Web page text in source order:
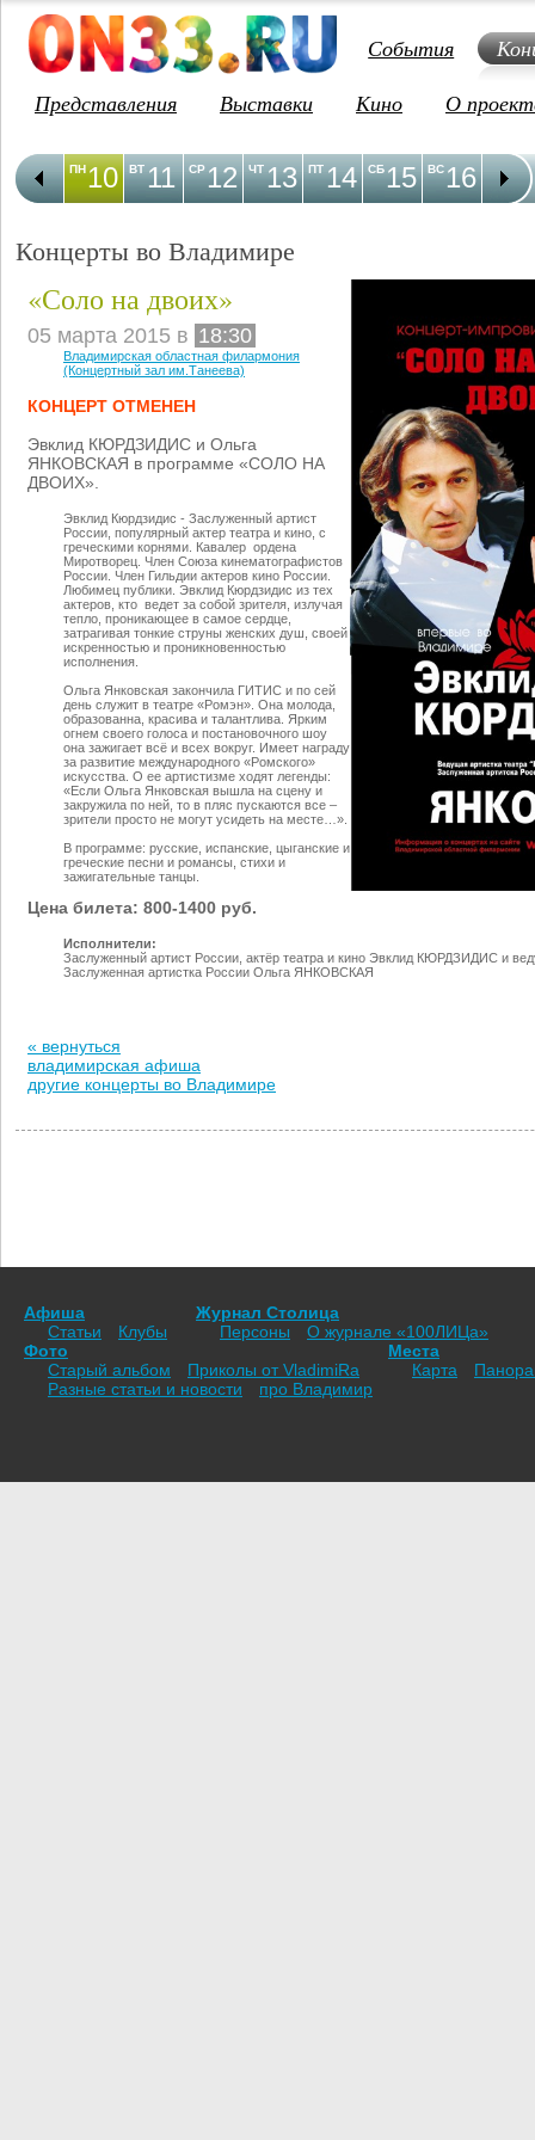
События
Представления
Выставки Кино О
10
ПН 11
ВТ 12
СР 13
ЧТ 14
ПТ 15
СБ 16
ВС 17
ПН
Концерты во Владимире
«Соло на двоих»
05 марта 2015 в 18:30
Владимирская областная филармония
(Концертный зал им.Танеева)
КОНЦЕРТ ОТМЕНЕН
Эвклид КЮРДЗИДИС и Ольга
ЯНКОВСКАЯ в программе «СОЛО НА
ДВОИХ».
Эвклид Кюрдзидис - Заслуженный артист
России, популярный актер театра и кино, с
греческими корнями. Кавалер ордена
Миротворец. Член Союза кинематографистов
России. Член Гильдии актеров кино России.
Любимец публики. Эвклид Кюрдзидис из тех
актеров, кто ведет за собой зрителя, излучая
тепло, проникающее в самое сердце,
затрагивая тонкие струны женских душ, своей
искренностью и проникновенностью
исполнения.
Ольга Янковская закончила ГИТИС и по сей
день служит в театре «Ромэн». Она молода,
образованна, красива и талантлива. Ярким
огнем своего голоса и постановочного шоу
она зажигает всё и всех вокруг. Имеет награду
за развитие международного «Ромского»
искусства. О ее артистизме ходят легенды:
«Если Ольга Янковская вышла на сцену и
закружила по ней, то в пляс пускаются все –
зрители просто не могут усидеть на месте…».
В программе: русские, испанские, цыганские и
греческие песни и романсы, стихи и
зажигательные танцы.
Цена билета: 800-1400 руб.
Исполнители:
Заслуженный артист России, актёр театра и кино Эвклид КЮРДЗИДИС и
Заслуженная артистка России Ольга ЯНКОВСКАЯ
« вернуться
владимирская афиша
другие концерты во Владимире
Афиша
Статьи
Клубы
Журнал Столица
Персоны
О журнале «100ЛИЦа»
Фото
Старый альбом
Приколы от VladimiRа
Места
Карта
Разные статьи и новости
про Владимир